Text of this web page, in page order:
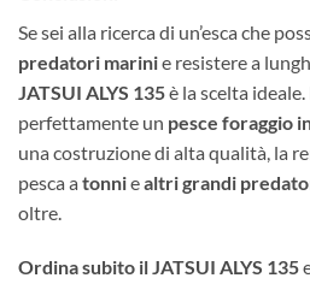
Se sei alla ricerca di un’esca che
predatori marinie resistere a
JATSUI ALYS 135è la scelta
perfettamente un pesce foraggio
una costruzione di alta qualità, la
pesca a tonniealtri grandi
oltre.
Ordina subito il JATSUI ALYS 135